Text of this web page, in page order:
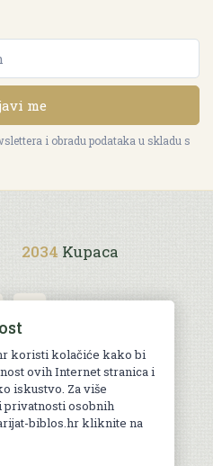
me
i obradu podataka u skladu s
2034 Kupaca
kupnje
koristi kolačiće kako bi
ovih Internet stranica i
iskustvo. Za više
osobnih
biblos.hr kliknite na